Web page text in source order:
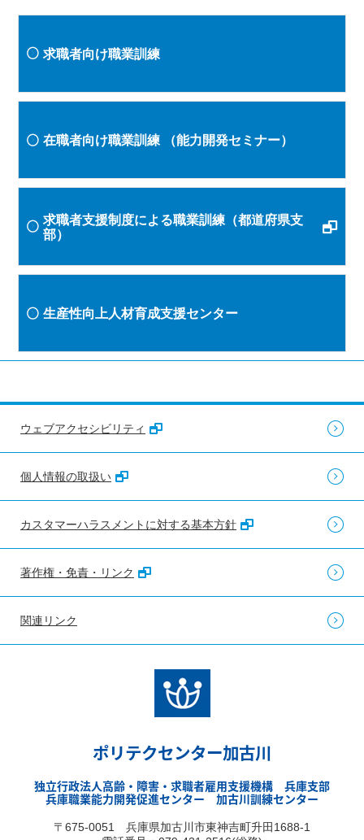
求職者向け職業訓練
在職者向け職業訓練 （能力開発セミナー）
求職者支援制度による職業訓練（都道府県支
部）
生産性向上人材育成支援センター
ウェブアクセシビリティ
個人情報の取扱い
カスタマーハラスメントに対する基本方針
著作権・免責・リンク
関連リンク
ポリテクセンター加古川
独立行政法人高齢・障害・求職者雇用支援機構 兵庫支部
兵庫職業能力開発促進センター 加古川訓練センター
〒675-0051 兵庫県加古川市東神吉町升田1688-1